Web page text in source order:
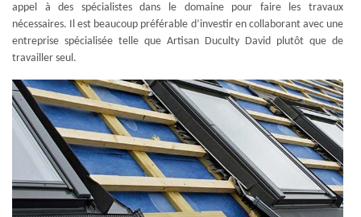
appel à des spécialistes dans le domaine pour faire les travaux
nécessaires. Il est beaucoup préférable d’investir en collaborant avec une
entreprise spécialisée telle que Artisan Duculty David plutôt que de
travailler seul.